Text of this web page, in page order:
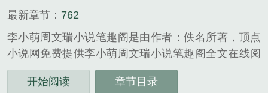
最新章节： 762
李小萌周文瑞小说笔趣阁是由作者：佚名所著，顶点
小说网免费提供李小萌周文瑞小说笔趣阁全文在线阅
读。
三秒记住本站：顶点小说网 网址：www.booktxt.la...
开始阅读 章节目录